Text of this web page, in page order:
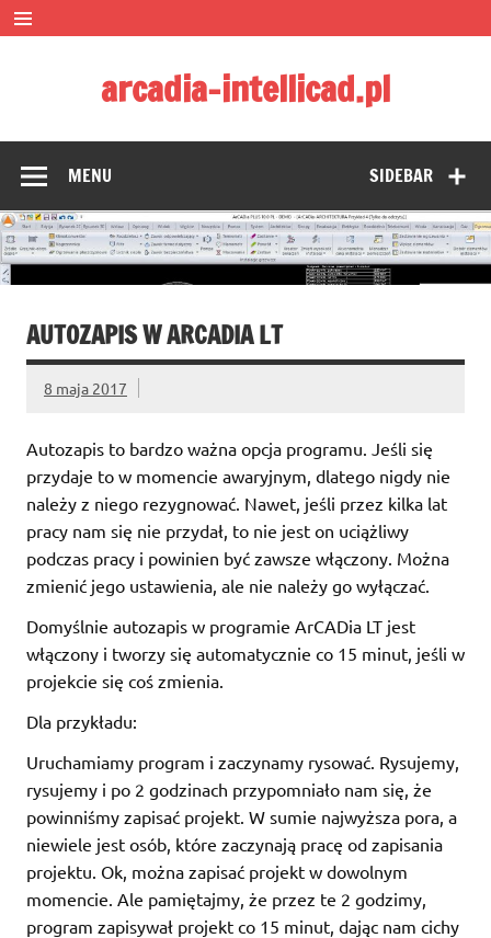
Skip
to
content
arcadia-intellicad.pl
SIDEBAR
MENU
AUTOZAPIS W ARCADIA LT
8 maja 2017
Autozapis to bardzo ważna opcja programu. Jeśli się
przydaje to w momencie awaryjnym, dlatego nigdy nie
należy z niego rezygnować. Nawet, jeśli przez kilka lat
pracy nam się nie przydał, to nie jest on uciążliwy
podczas pracy i powinien być zawsze włączony. Można
zmienić jego ustawienia, ale nie należy go wyłączać.
Domyślnie autozapis w programie ArCADia LT jest
włączony i tworzy się automatycznie co 15 minut, jeśli w
projekcie się coś zmienia.
Dla przykładu:
Uruchamiamy program i zaczynamy rysować. Rysujemy,
rysujemy i po 2 godzinach przypomniało nam się, że
powinniśmy zapisać projekt. W sumie najwyższa pora, a
niewiele jest osób, które zaczynają pracę od zapisania
projektu. Ok, można zapisać projekt w dowolnym
momencie. Ale pamiętajmy, że przez te 2 godzimy,
program zapisywał projekt co 15 minut, dając nam cichy